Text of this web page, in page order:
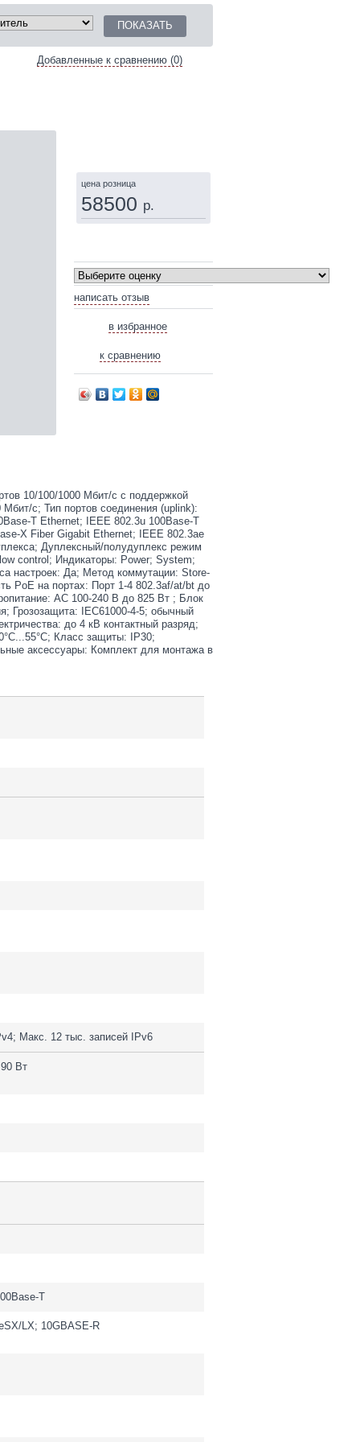
Добавленные к сравнению (0)
цена розница
58500 р.
написать отзыв
в избранное
к сравнению
10/100/1000 Мбит/с c поддержкой
с; Тип портов соединения (uplink):
T Ethernet; IEEE 802.3u 100Base-T
X Fiber Gigabit Ethernet; IEEE 802.3ae
Дуплексный/полудуплекс режим
control; Индикаторы: Power; System;
настроек: Да; Метод коммутации: Store-
PoE на портах: Порт 1-4 802.3af/at/bt до
AC 100-240 В до 825 Вт ; Блок
Грозозащита: IEC61000-4-5; обычный
до 4 кВ контактный разряд;
Класс защиты: IP30;
аксессуары: Комплект для монтажа в
Макс. 12 тыс. записей IPv6
Вт
T
LX; 10GBASE-R